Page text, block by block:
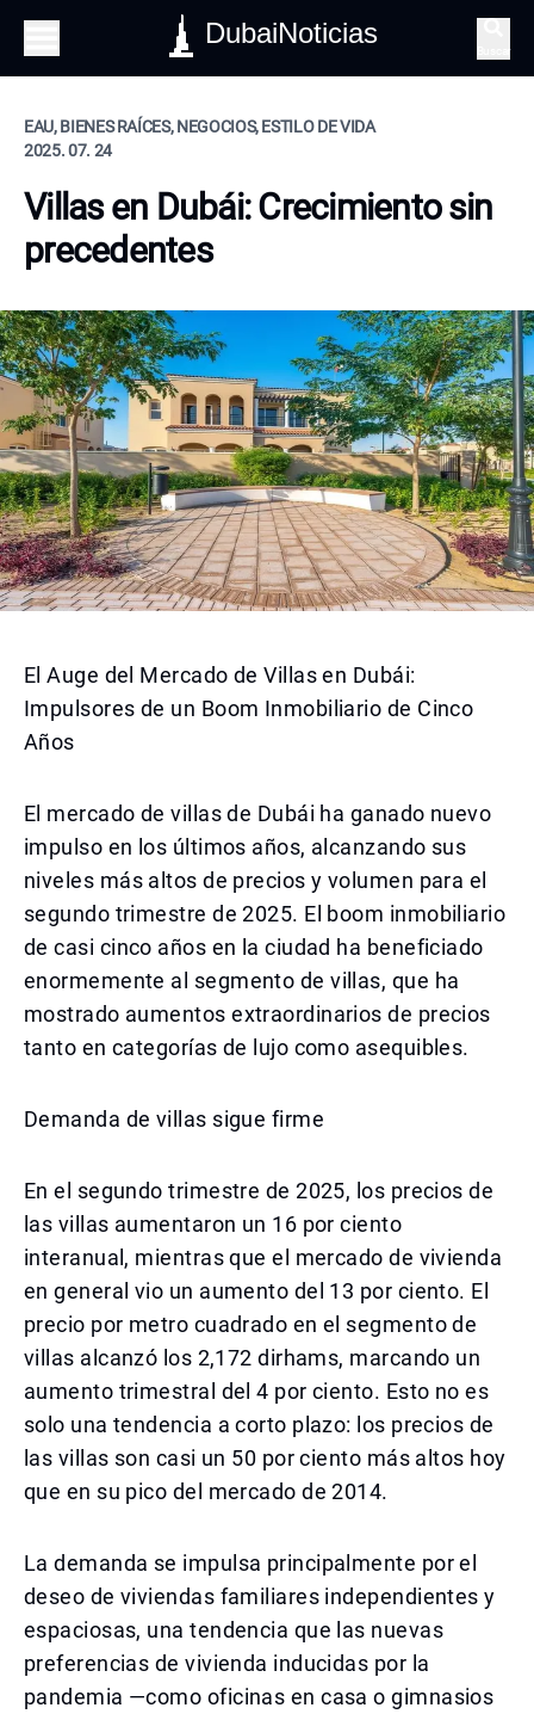
DubaiNoticias
EAU, BIENES RAÍCES, NEGOCIOS, ESTILO DE VIDA
2025. 07. 24
Villas en Dubái: Crecimiento sin
precedentes
El Auge del Mercado de Villas en Dubái:
Impulsores de un Boom Inmobiliario de Cinco
Años
El mercado de villas de Dubái ha ganado nuevo
impulso en los últimos años, alcanzando sus
niveles más altos de precios y volumen para el
segundo trimestre de 2025. El boom inmobiliario
de casi cinco años en la ciudad ha beneficiado
enormemente al segmento de villas, que ha
mostrado aumentos extraordinarios de precios
tanto en categorías de lujo como asequibles.
Demanda de villas sigue firme
En el segundo trimestre de 2025, los precios de
las villas aumentaron un 16 por ciento
interanual, mientras que el mercado de vivienda
en general vio un aumento del 13 por ciento. El
precio por metro cuadrado en el segmento de
villas alcanzó los 2,172 dirhams, marcando un
aumento trimestral del 4 por ciento. Esto no es
solo una tendencia a corto plazo: los precios de
las villas son casi un 50 por ciento más altos hoy
que en su pico del mercado de 2014.
La demanda se impulsa principalmente por el
deseo de viviendas familiares independientes y
espaciosas, una tendencia que las nuevas
preferencias de vivienda inducidas por la
pandemia —como oficinas en casa o gimnasios